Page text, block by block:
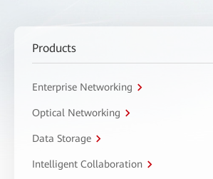
Products
Enterprise Networking
Optical Networking
Data Storage
Intelligent Collaboration